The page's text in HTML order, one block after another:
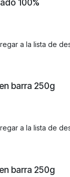
100%
a la lista de
barra 250g
a la lista de
barra 250g